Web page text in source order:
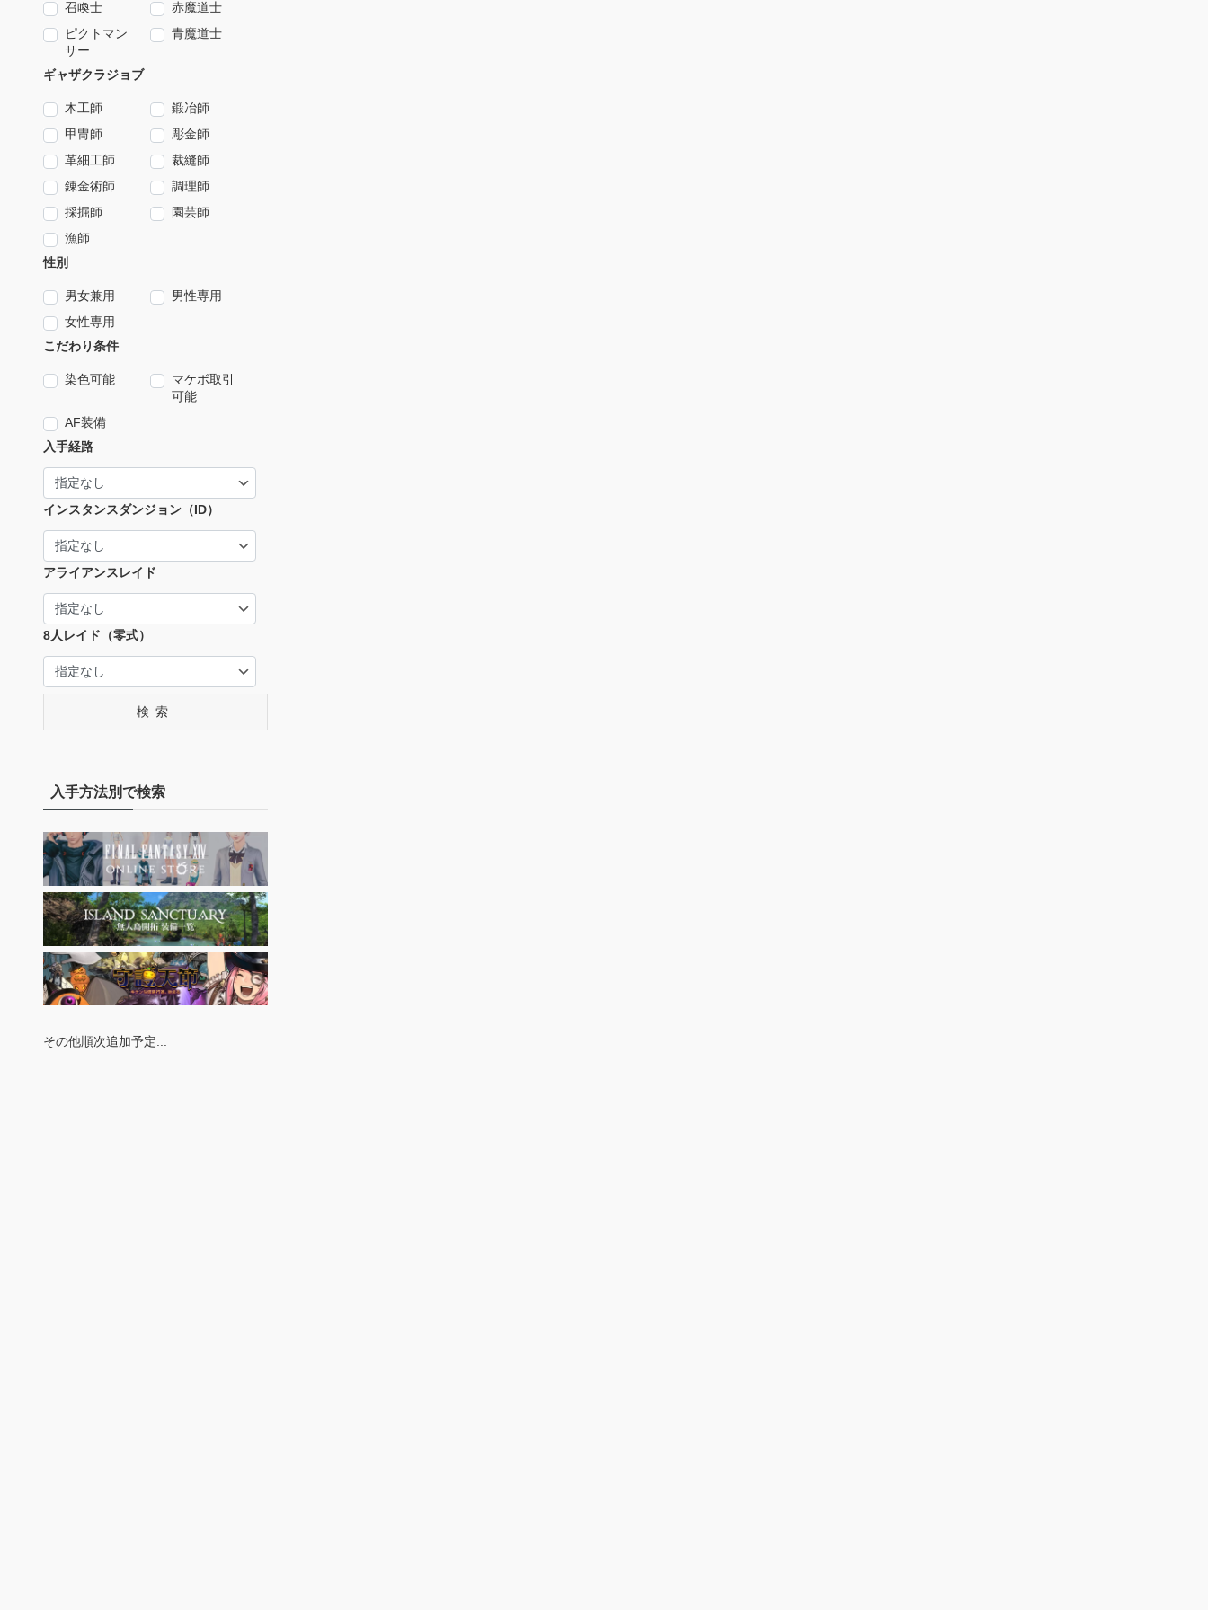
召喚士
赤魔道士
ピクトマン
サー
青魔道士
ギャザクラジョブ
木工師
鍛冶師
甲冑師
彫金師
革細工師
裁縫師
錬金術師
調理師
採掘師
園芸師
漁師
性別
男女兼用
男性専用
女性専用
こだわり条件
染色可能
マケボ取引
可能
AF装備
入手経路
インスタンスダンジョン（ID）
アライアンスレイド
8人レイド（零式）
検索
入手方法別で検索
その他順次追加予定...